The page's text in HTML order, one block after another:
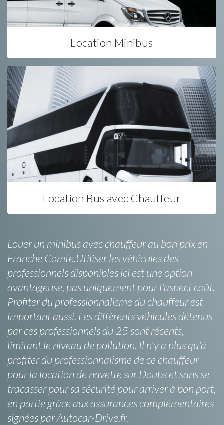
Location Minibus
Location Bus avec Chauffeur
Louer un minibus avec chauffeur au bon prix en
Franche Comte.Utiliser les véhicules des
professionnels disponibles ici est une option
avantageuse, pas uniquement pour l'aspect coût.
Profiter du professionnalisme du chauffeur est
important aussi. Les différents véhicules détenus
par ces professionnels du 25 sont récents,
limitant le niveau de pollution. Il n'y a plus qu'à
profiter du professionnalisme de ce chauffeur
pour la location de navette sur Doubs et sans se
tracasser pour sa sécurité pour arriver à bon port,
en partie grâce aux assurances complémentaires
signées par Autocar-Drive.fr.